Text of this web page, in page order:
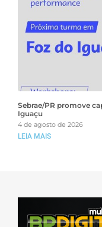
Sebrae/PR promove
Iguaçu
4 de agosto de 2026
LEIA MAIS